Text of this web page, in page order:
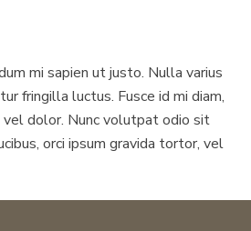
mi sapien ut justo. Nulla varius
fringilla luctus. Fusce id mi diam,
vel dolor. Nunc volutpat odio sit
orci ipsum gravida tortor, vel